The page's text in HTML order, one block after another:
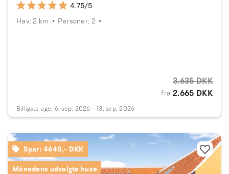
4.75/5
Hav: 2 km
Personer: 2
fra
3.635 DKK
2.665 DKK
Billigste uge: 6. sep. 2026 - 13. sep. 2026
Spar: 4640,- DKK
Månedens udvalgte huse